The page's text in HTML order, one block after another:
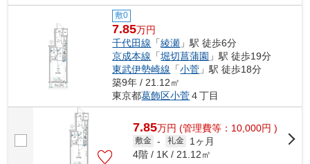
敷0
7.85万円
千代田線 「綾瀬 」駅 徒歩6分
京成本線 「堀切菖蒲園 」駅 徒歩19分
東武伊勢崎線 「小菅 」駅 徒歩18分
築9年 / 21.12㎡
東京都葛飾区小菅４丁目
7.85万円 (管理費等：10,000円 )
敷金 - 礼金
1ヶ月
4階 / 1K / 21.12㎡